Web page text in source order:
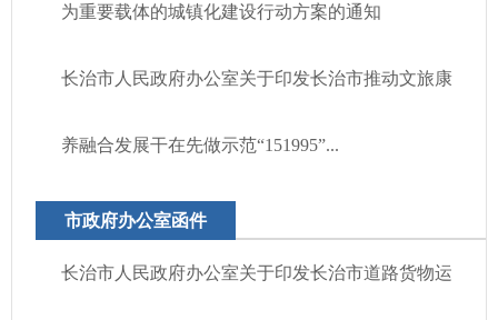
为重要载体的城镇化建设行动方案的通知
长治市人民政府办公室关于印发长治市推动文旅康
养融合发展干在先做示范“151995”...
市政府办公室函件
长治市人民政府办公室关于印发长治市道路货物运